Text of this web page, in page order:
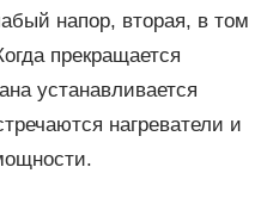
напор, вторая, в том
прекращается
устанавливается
нагреватели и